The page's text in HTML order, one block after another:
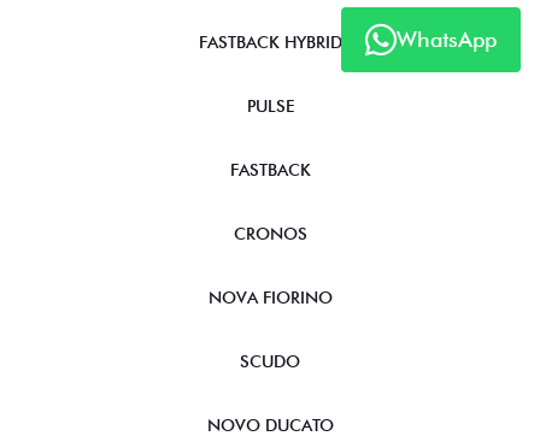
WhatsApp
FASTBACK HYBRID
PULSE
FASTBACK
CRONOS
NOVA FIORINO
SCUDO
NOVO DUCATO